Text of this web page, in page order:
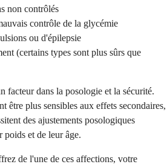
non contrôlés
contrôle de la glycémie
ou d'épilepsie
(certains types sont plus sûrs que
facteur dans la posologie et la sécurité.
être plus sensibles aux effets secondaires,
des ajustements posologiques
poids et de leur âge.
de l'une de ces affections, votre